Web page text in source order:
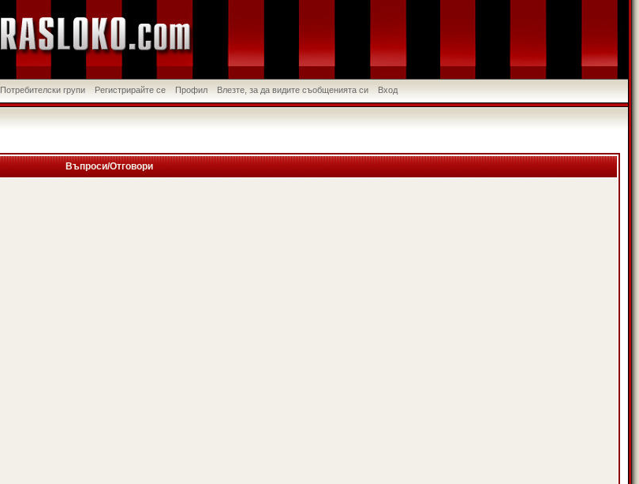
Потребителски групи Регистрирайте се Профил Влезте, за да видите съобщенията си Вход
Въпроси/Отговори